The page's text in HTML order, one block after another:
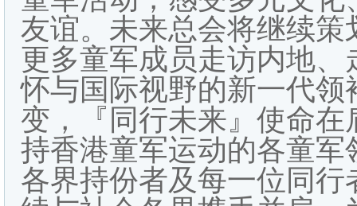
友谊。未来总会将继续
更多童军成员走访内地
怀与国际视野的新一代
变，『同行未来』使命
持香港童军运动的各童
各界持份者及每一位同